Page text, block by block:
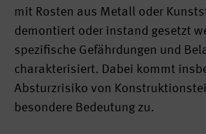
mit Rosten aus Metall oder
demontiert oder instand gesetzt
spezifische Gefährdungen und
charakterisiert. Dabei kommt
Absturzrisiko von
besondere Bedeutung zu.